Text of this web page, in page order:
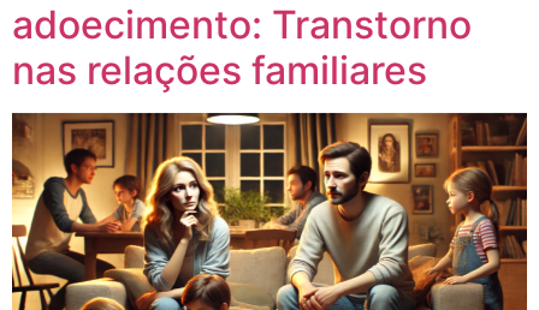
adoecimento: Transtorno
nas relações familiares